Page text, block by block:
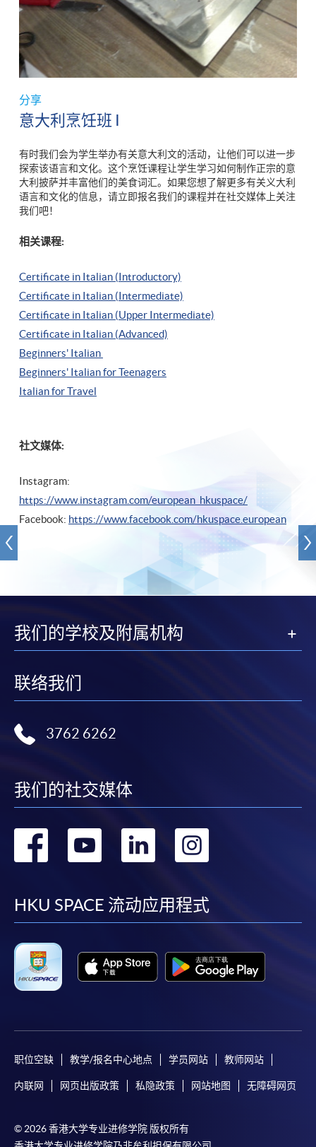
分享
意大利烹饪班 I
有时我们会为学生举办有关意大利文的活动，让他们可以进一步
探索该语言和文化。这个烹饪课程让学生学习如何制作正宗的意
大利披萨并丰富他们的美食词汇。如果您想了解更多有关义大利
语言和文化的信息，请立即报名我们的课程并在社交媒体上关注
我们吧！
相关课程:
Certificate in Italian (Introductory)
Certificate in Italian (Intermediate)
Certificate in Italian (Upper Intermediate)
Certificate in Italian (Advanced)
Beginners' Italian
Beginners' Italianfor Teenagers
Italian for Travel
社文媒体:
Instagram:
https://www.instagram.com/european_hkuspace/
Facebook: https://www.facebook.com/hkuspace.european
我们的学校及附属机构
联络我们
3762 6262
我们的社交媒体
转
facebook
转
youtube
转
linkedin
HKU SPACE 流动应用程式
职位空缺 教学/报名中心地点 学员网站 教师网站
内联网 网页出版政策 私隐政策 网站地图 无障碍网页
© 2026 香港大学专业进修学院 版权所有